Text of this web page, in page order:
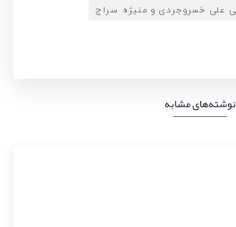
علی خسروجردی و منیژه سراج
نوشته‌های مشابه